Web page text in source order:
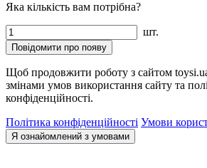
Яка кількість вам потрібна?
шт.
Повідомити про появу
Щоб продовжити роботу з сайтом
змінами умов використання сайту та
конфіденційності.
Політика конфіденційності Умови
Я ознайомлений з умовами